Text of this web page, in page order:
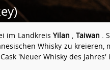
im Landkreis Yilan , Taiwan .
Whisky zu
'Neuer Whisky des